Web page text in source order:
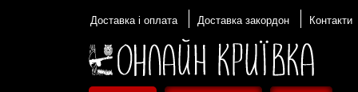
Доставка і оплата Доставка закордон Контакти